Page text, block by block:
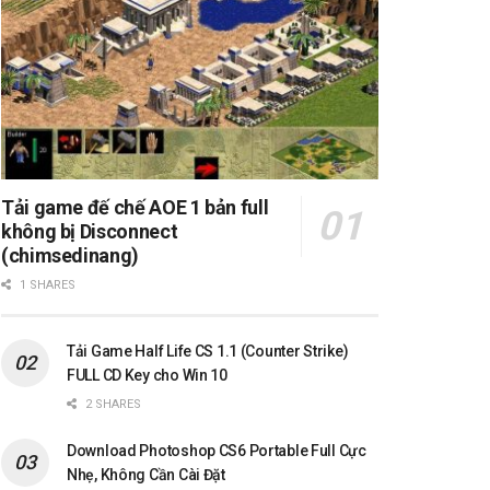
Tải game đế chế AOE 1 bản full
không bị Disconnect
(chimsedinang)
1 SHARES
Tải Game Half Life CS 1.1 (Counter Strike)
FULL CD Key cho Win 10
2 SHARES
Download Photoshop CS6 Portable Full Cực
Nhẹ, Không Cần Cài Đặt